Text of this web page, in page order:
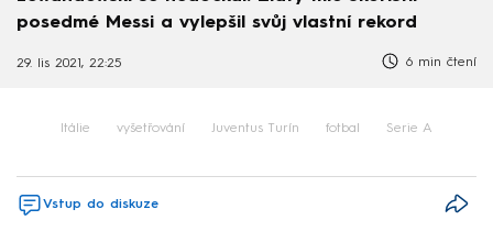
posedmé Messi a vylepšil svůj vlastní rekord
29. lis 2021, 22:25 6 min čtení
Itálie vyšetřování Juventus Turín fotbal Serie A
Vstup do diskuze